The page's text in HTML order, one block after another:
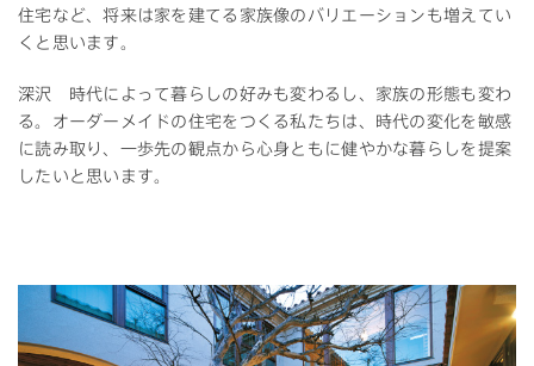
住宅など、将来は家を建てる家族像のバリエーションも増えてい
くと思います。
深沢 時代によって暮らしの好みも変わるし、家族の形態も変わ
る。オーダーメイドの住宅をつくる私たちは、時代の変化を敏感
に読み取り、一歩先の観点から心身ともに健やかな暮らしを提案
したいと思います。